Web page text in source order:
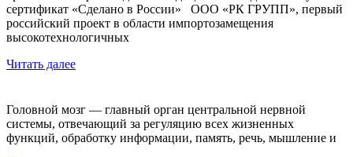
сертификат «Сделано в России» ООО «РК ГРУПП», первый
российский проект в области импортозамещения
высокотехнологичных
Читать далее
Головной мозг — главный орган центральной нервной
системы, отвечающий за регуляцию всех жизненных
функций, обработку информации, память, речь, мышление и